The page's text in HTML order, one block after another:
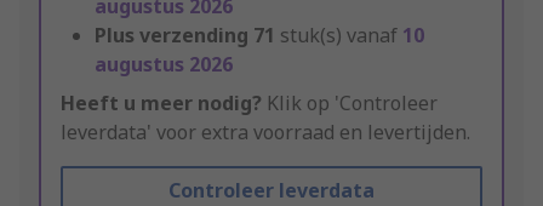
augustus 2026
Plus verzending 71 stuk(s) vanaf 10
augustus 2026
Heeft u meer nodig? Klik op 'Controleer
leverdata' voor extra voorraad en levertijden.
Controleer leverdata